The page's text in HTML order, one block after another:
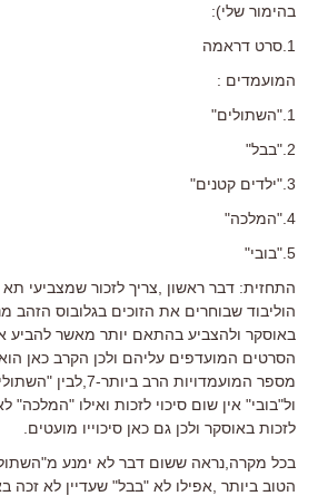
בהימור שלי):
1.סרט דראמה
המועמדים :
1."השתולים"
2."בבל"
3."ילדים קטנים"
4."המלכה"
5."בובי"
התחזית: דבר ראשון ,צריך לזכור שמצביעי
הוליבוד שבוחרים את הזוכים בגלובוס הזהב
באוסקר ולהצביע בהתאם יותר מאשר להביע
הסרטים המועדפים עליהם ולכן הקרב כאן
מספר המועמדויות הרב
ול"בובי" אין שום סיכוי לזכות ואילו "המלכה"
לזכות באוסקר ולכן גם כאן סיכוייו מועטים.
בכל מקרה,נראה ששום דבר לא ימנע
הטוב ביותר ,אפילו לא "בבל" שעדיין לא